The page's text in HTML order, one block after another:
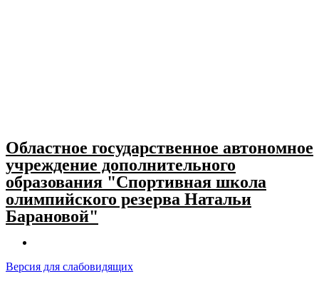
Областное государственное автономное
учреждение дополнительного
образования "Спортивная школа
олимпийского резерва Натальи
Барановой"
Версия для слабовидящих